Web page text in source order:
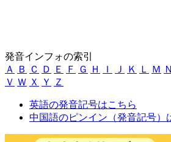
発音インフォの索引
Ａ
Ｂ Ｃ Ｄ Ｅ Ｆ Ｇ Ｈ Ｉ Ｊ Ｋ Ｌ Ｍ Ｎ
Ｖ Ｗ Ｘ Ｙ Ｚ
英語の発音記号はこちら
中国語のピンイン（発音記号）